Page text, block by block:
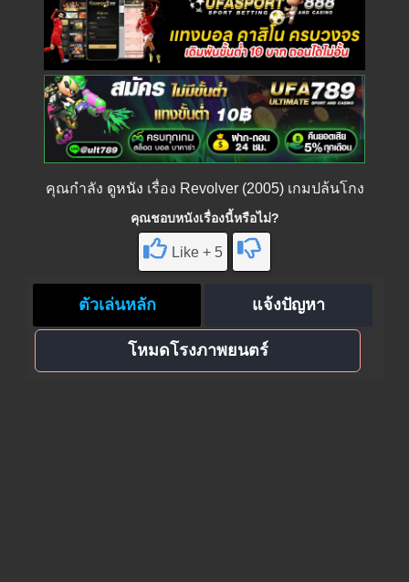
คุณกำลัง ดูหนัง เรื่อง Revolver (2005) เกมปล้นโกง
คุณชอบหนังเรื่องนี้หรือไม่?
Like + 5
ตัวเล่นหลัก แจ้งปัญหา
โหมดโรงภาพยนตร์